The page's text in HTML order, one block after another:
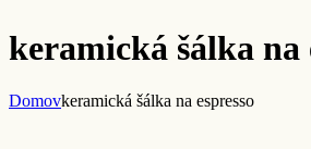
keramická šálka na
Domovkeramická šálka na espresso